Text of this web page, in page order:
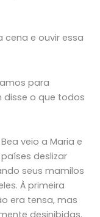
cena e ouvir essa
para
disse o que todos
veio a Maria e
deslizar
seus mamilos
À primeira
era tensa, mas